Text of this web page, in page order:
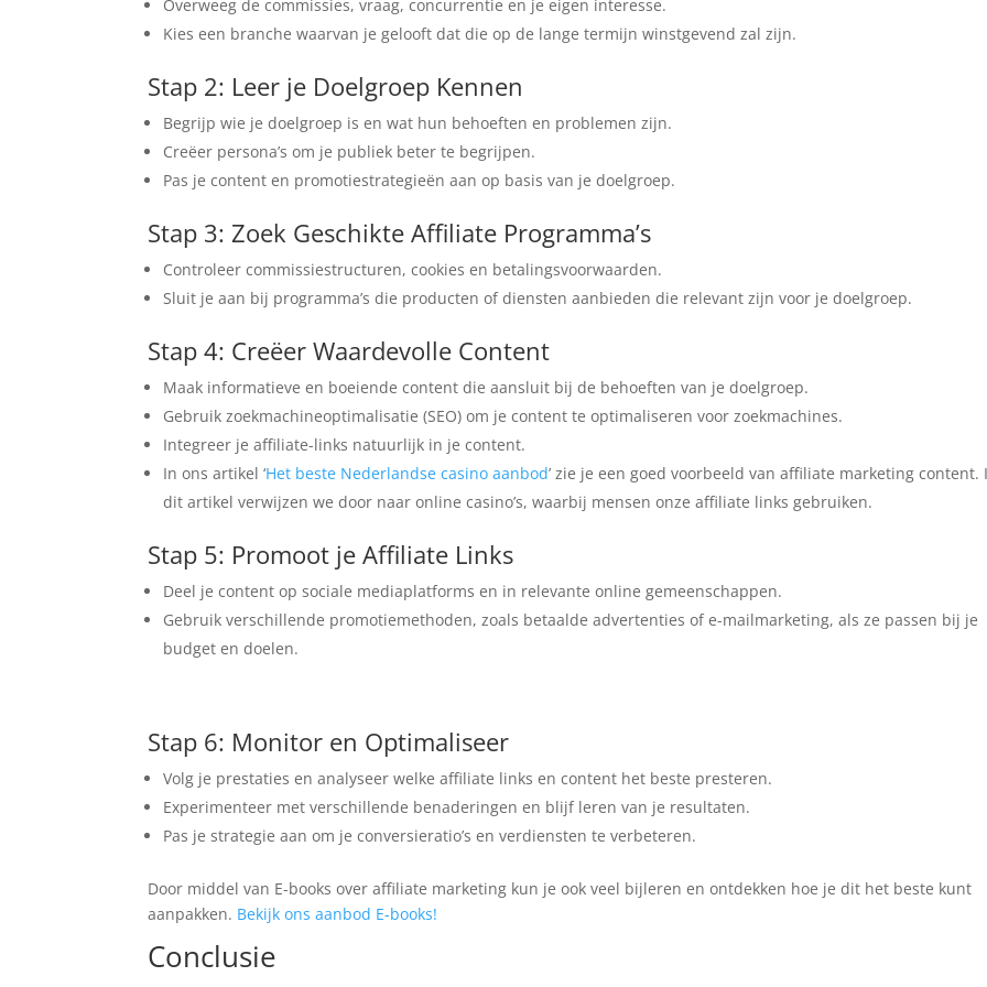
Overweeg de commissies, vraag, concurrentie en je eigen interesse.
Kies een branche waarvan je gelooft dat die op de lange termijn winstgevend zal zijn.
Stap 2: Leer je Doelgroep Kennen
Begrijp wie je doelgroep is en wat hun behoeften en problemen zijn.
Creëer persona’s om je publiek beter te begrijpen.
Pas je content en promotiestrategieën aan op basis van je doelgroep.
Stap 3: Zoek Geschikte Affiliate Programma’s
Controleer commissiestructuren, cookies en betalingsvoorwaarden.
Sluit je aan bij programma’s die producten of diensten aanbieden die relevant zijn voor je doelgroep.
Stap 4: Creëer Waardevolle Content
Maak informatieve en boeiende content die aansluit bij de behoeften van je doelgroep.
Gebruik zoekmachineoptimalisatie (SEO) om je content te optimaliseren voor zoekmachines.
Integreer je affiliate-links natuurlijk in je content.
In ons artikel ‘Het beste Nederlandse casino aanbod’ zie je een goed voorbeeld van affiliate marketing content.
dit artikel verwijzen we door naar online casino’s, waarbij mensen onze affiliate links gebruiken.
Stap 5: Promoot je Affiliate Links
Deel je content op sociale mediaplatforms en in relevante online gemeenschappen.
Gebruik verschillende promotiemethoden, zoals betaalde advertenties of e-mailmarketing, als ze passen bij je
budget en doelen.
Stap 6: Monitor en Optimaliseer
Volg je prestaties en analyseer welke affiliate links en content het beste presteren.
Experimenteer met verschillende benaderingen en blijf leren van je resultaten.
Pas je strategie aan om je conversieratio’s en verdiensten te verbeteren.
Door middel van E-books over affiliate marketing kun je ook veel bijleren en ontdekken hoe je dit het beste kunt
aanpakken. Bekijk ons aanbod E-books!
Conclusie